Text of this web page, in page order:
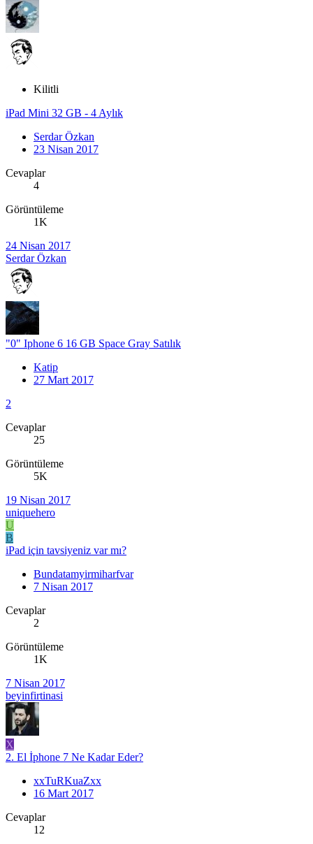
Kilitli
iPad Mini 32 GB - 4 Aylık
Serdar Özkan
23 Nisan 2017
Cevaplar
4
Görüntüleme
1K
24 Nisan 2017
Serdar Özkan
"0" Iphone 6 16 GB Space Gray Satılık
Katip
27 Mart 2017
2
Cevaplar
25
Görüntüleme
5K
19 Nisan 2017
uniquehero
U
B
iPad için tavsiyeniz var mı?
Bundatamyirmiharfvar
7 Nisan 2017
Cevaplar
2
Görüntüleme
1K
7 Nisan 2017
beyinfirtinasi
X
2. El İphone 7 Ne Kadar Eder?
xxTuRKuaZxx
16 Mart 2017
Cevaplar
12